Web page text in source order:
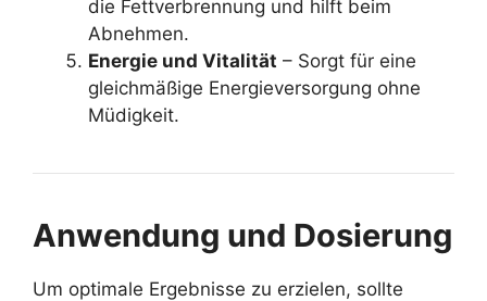
die Fettverbrennung und hilft beim
Abnehmen.
Energie und Vitalität – Sorgt für eine
gleichmäßige Energieversorgung ohne
Müdigkeit.
Anwendung und Dosierung
Um optimale Ergebnisse zu erzielen, sollte